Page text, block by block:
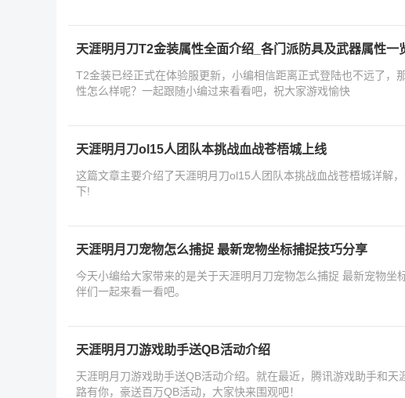
天涯明月刀T2金装属性全面介绍_各门派防具及武器属性一
T2金装已经正式在体验服更新，小编相信距离正式登陆也不远了，
性怎么样呢？一起跟随小编过来看看吧，祝大家游戏愉快
天涯明月刀ol15人团队本挑战血战苍梧城上线
这篇文章主要介绍了天涯明月刀ol15人团队本挑战血战苍梧城详解
下!
天涯明月刀宠物怎么捕捉 最新宠物坐标捕捉技巧分享
今天小编给大家带来的是关于天涯明月刀宠物怎么捕捉 最新宠物坐
伴们一起来看一看吧。
天涯明月刀游戏助手送QB活动介绍
天涯明月刀游戏助手送QB活动介绍。就在最近，腾讯游戏助手和天
路有你，豪送百万QB活动，大家快来围观吧！